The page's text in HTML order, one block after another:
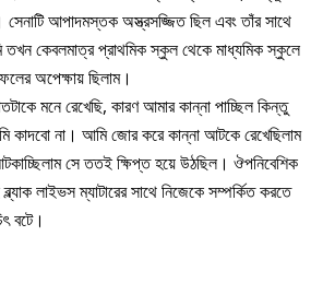
আপাদমস্তক অস্ত্রসজ্জিত ছিল এবং তাঁর সাথে
কেবলমাত্র প্রাথমিক স্কুল থেকে মাধ্যমিক স্কুলে
অপেক্ষায় ছিলাম।
মনে রেখেছি, কারণ আমার কান্না পাচ্ছিল কিন্তু
কাদবো না। আমি জোর করে কান্না আটকে রেখেছিলাম
সে ততই ক্ষিপ্ত হয়ে উঠছিল। ঔপনিবেশিক
লাইভস ম্যাটারের সাথে নিজেকে সম্পর্কিত করতে
বটে।